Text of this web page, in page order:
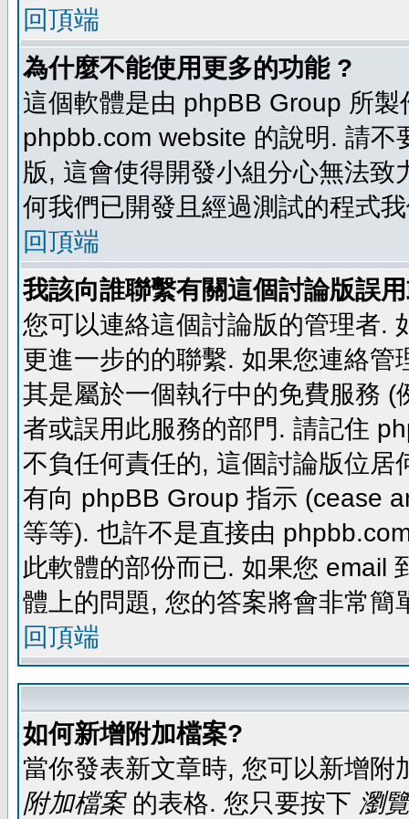
回頂端
為什麼不能使用更多的功能 ?
這個軟體是由 phpBB Group 所
phpbb.com website 的說明. 請
版, 這會使得開發小組分心無法
何我們已開發且經過測試的程式
回頂端
我該向誰聯繫有關這個討論版誤
您可以連絡這個討論版的管理者.
更進一步的的聯繫. 如果您連絡
其是屬於一個執行中的免費服務
者或誤用此服務的部門. 請記住
不負任何責任的, 這個討論版位
有向 phpBB Group 指示 (cease
等等). 也許不是直接由
此軟體的部份而已. 如果您 email
體上的問題, 您的答案將會非常簡
回頂端
如何新增附加檔案?
當你發表新文章時, 您可以新增
附加檔案的表格. 您只要按下 瀏